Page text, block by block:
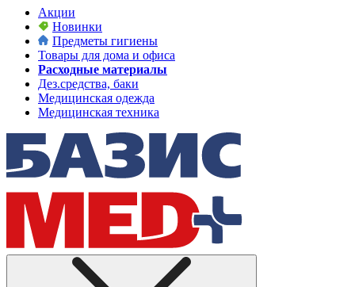
Акции
Новинки
Предметы гигиены
Товары для дома и офиса
Расходные материалы
Дез.средства, баки
Медицинская одежда
Медицинская техника